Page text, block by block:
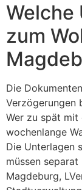
Welche
zum
Die
Verzögerungen
Wer zu spät mit
wochenlange
Die Unterlagen
müssen
Magdeburg,